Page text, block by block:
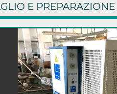
E PREPARAZIONE